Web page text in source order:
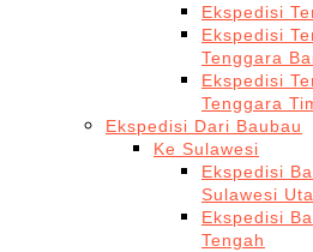
Ekspedisi
Ekspedisi
Tenggara
Ekspedisi
Tenggara
Ekspedisi Dari Baubau
Ke Sulawesi
Ekspedisi
Sulawesi
Ekspedisi
Tengah